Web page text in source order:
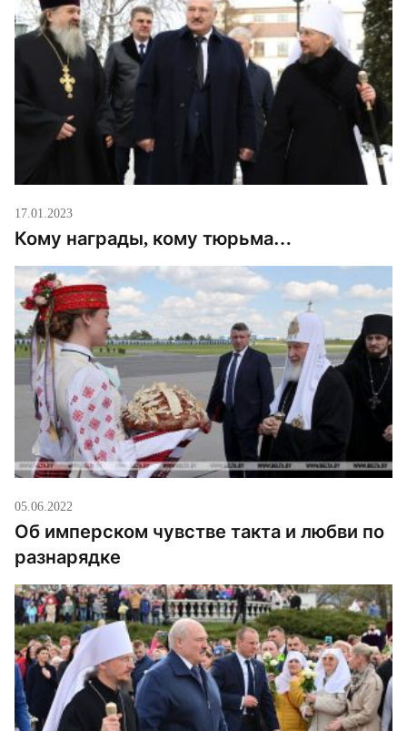
под агентурной кличкой «Михайлов» на советскую
[…]
17.01.2023
Кому награды, кому тюрьма…
05.06.2022
Об имперском чувстве такта и любви по
разнарядке